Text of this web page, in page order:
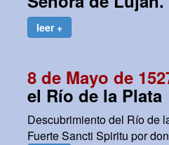
leer +
8 de Mayo de
el Río de la Plata
Descubrimiento del Río de
Fuerte Sancti Spiritu por